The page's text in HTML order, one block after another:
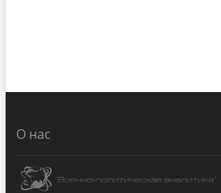
О нас